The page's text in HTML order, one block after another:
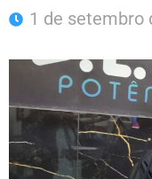
1 de setembro